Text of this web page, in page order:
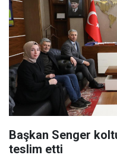
Başkan Senger
teslim etti